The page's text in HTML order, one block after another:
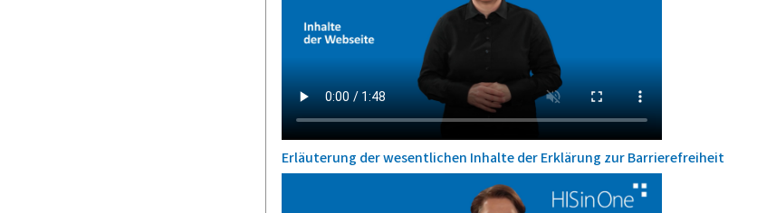
Erläuterung der wesentlichen Inhalte der Erklärung zur Barrierefreiheit